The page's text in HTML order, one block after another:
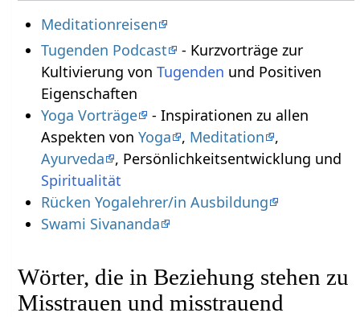
Meditationreisen
Tugenden Podcast
- Kurzvorträge zur
Kultivierung von Tugenden und Positiven
Eigenschaften
Yoga Vorträge
- Inspirationen zu allen
Aspekten von Yoga , Meditation
,
Ayurveda
, Persönlichkeitsentwicklung und
Spiritualität
Rücken Yogalehrer/in Ausbildung
Swami Sivananda
Wörter, die in Beziehung stehen zu
Misstrauen und misstrauend